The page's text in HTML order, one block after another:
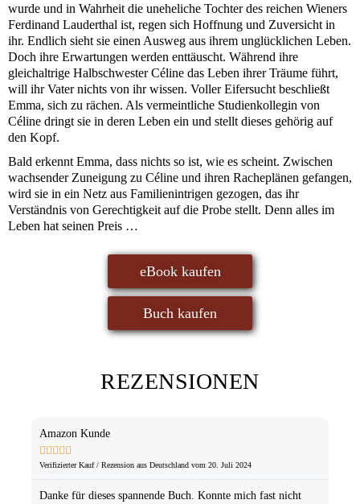
wurde und in Wahrheit die uneheliche Tochter des reichen Wieners
Ferdinand Lauderthal ist, regen sich Hoffnung und Zuversicht in
ihr. Endlich sieht sie einen Ausweg aus ihrem unglücklichen Leben.
Doch ihre Erwartungen werden enttäuscht. Während ihre
gleichaltrige Halbschwester Céline das Leben ihrer Träume führt,
will ihr Vater nichts von ihr wissen. Voller Eifersucht beschließt
Emma, sich zu rächen. Als vermeintliche Studienkollegin von
Céline dringt sie in deren Leben ein und stellt dieses gehörig auf
den Kopf.
Bald erkennt Emma, dass nichts so ist, wie es scheint. Zwischen
wachsender Zuneigung zu Céline und ihren Racheplänen gefangen,
wird sie in ein Netz aus Familienintrigen gezogen, das ihr
Verständnis von Gerechtigkeit auf die Probe stellt. Denn alles im
Leben hat seinen Preis …
eBook kaufen
Buch kaufen
REZENSIONEN
Amazon Kunde

Verifizierter Kauf / Rezension aus Deutschland vom 20. Juli 2024
Danke für dieses spannende Buch. Konnte mich fast nicht